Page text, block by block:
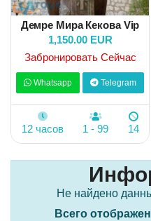
Демре Мира Кекова Vip
1,150.00 EUR
Забронировать Сейчас
Whatsapp Telegram
12 часов 1 - 99 14
Не найдено
Всего